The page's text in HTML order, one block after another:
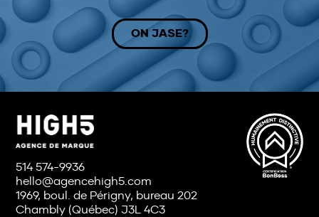
ON JASE?
514 574-9936
hello@agencehigh5.com
1969, boul. de Périgny, bureau 202
Chambly (Québec) J3L 4C3